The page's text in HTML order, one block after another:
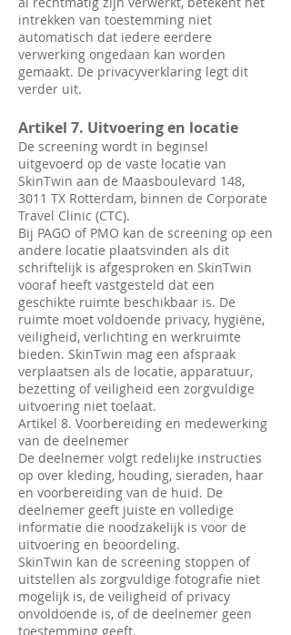
intrekken van toestemming niet
automatisch dat iedere eerdere
verwerking ongedaan kan worden
gemaakt. De privacyverklaring legt dit
verder uit.
Artikel 7. Uitvoering en locatie
De screening wordt in beginsel
uitgevoerd op de vaste locatie van
SkinTwin aan de Maasboulevard 148,
3011 TX Rotterdam, binnen de Corporate
Travel Clinic (CTC).
Bij PAGO of PMO kan de screening op een
andere locatie plaatsvinden als dit
schriftelijk is afgesproken en SkinTwin
vooraf heeft vastgesteld dat een
geschikte ruimte beschikbaar is. De
ruimte moet voldoende privacy, hygiëne,
veiligheid, verlichting en werkruimte
bieden. SkinTwin mag een afspraak
verplaatsen als de locatie, apparatuur,
bezetting of veiligheid een zorgvuldige
uitvoering niet toelaat.
Artikel 8. Voorbereiding en medewerking
van de deelnemer
De deelnemer volgt redelijke instructies
op over kleding, houding, sieraden, haar
en voorbereiding van de huid. De
deelnemer geeft juiste en volledige
informatie die noodzakelijk is voor de
uitvoering en beoordeling.
SkinTwin kan de screening stoppen of
uitstellen als zorgvuldige fotografie niet
mogelijk is, de veiligheid of privacy
onvoldoende is, of de deelnemer geen
toestemming geeft.